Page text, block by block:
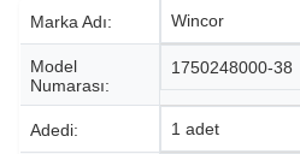
Marka Adı: Wincor
Model
Numarası:
1750248000-38
Adedi: 1 adet